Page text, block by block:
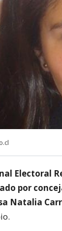
Electoral
por
Natalia